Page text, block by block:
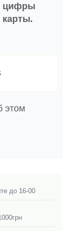
цифры
этом
до 16-00